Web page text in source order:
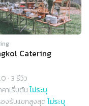
Catering
· 3 รีวิว
คาเริ่มต้นไม่ระบุ
งรับแขกสูงสุดไม่ระบุ